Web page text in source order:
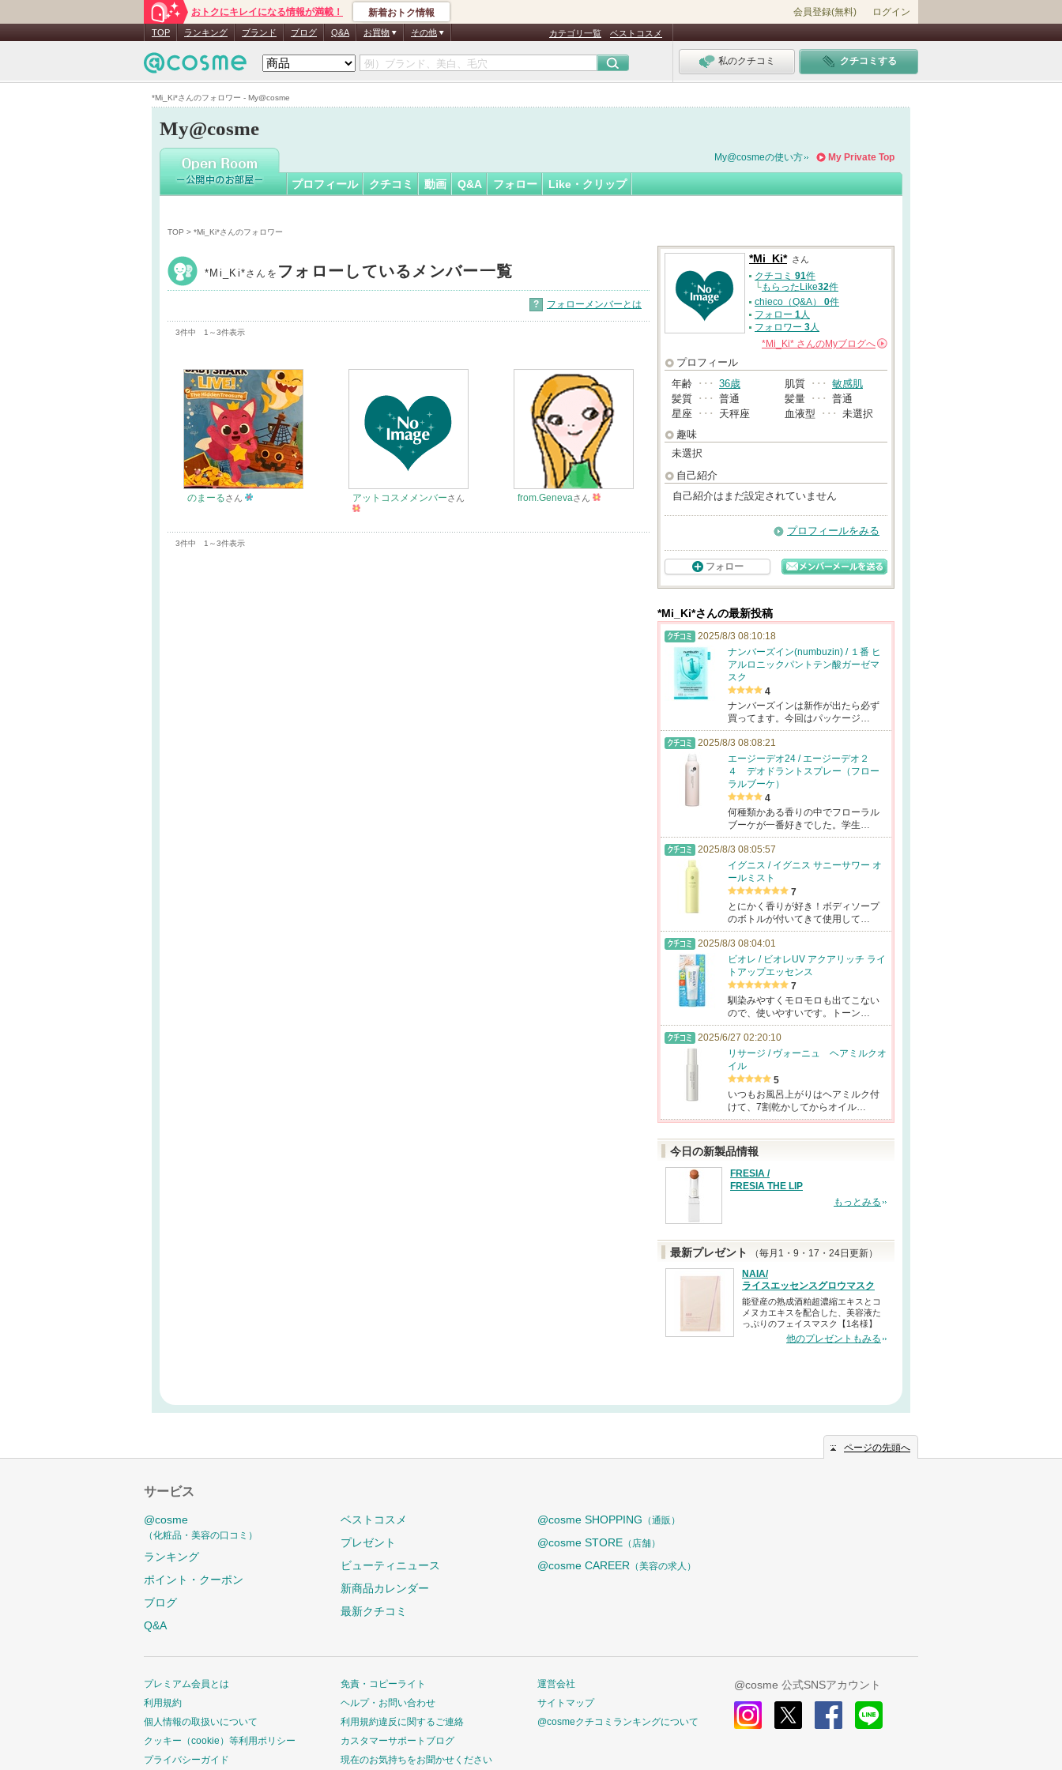
*Mi_Ki*さんのフォロワー - My@cosme
おトクにキレイになる情報が満載！ 新着おトク情報 会員登録(無料) ログイン
TOP ランキング ブランド ブログ Q&A お買物 その他 カテゴリ一覧 ベストコスメ
私のクチコミ クチコミする
My@cosme
*Mi_Ki*さん
My Private Top
My@cosmeの使い方
プロフィール クチコミ 動画 Q&A フォロー Like・クリップ
TOP > *Mi_Ki*さんのフォロワー
*Mi_Ki*さんを フォローしているメンバー一覧
? フォローメンバーとは
3件中 1～3件表示
のまーるさん アットコスメメンバーさん from.Genevaさん
3件中 1～3件表示
*Mi_Ki* さん
クチコミ 91件
└もらったLike32件
chieco（Q&A） 0件
フォロー 1人
フォロワー 3人
*Mi_Ki* さんのMyブログへ
プロフィール
年齢 ･･･ 36歳 肌質 ･･･ 敏感肌
髪質 ･･･ 普通 髪量 ･･･ 普通
星座 ･･･ 天秤座 血液型 ･･･ 未選択
趣味
未選択
自己紹介
自己紹介はまだ設定されていません
プロフィールをみる
フォロー
*Mi_Ki*さんの最新投稿
2025/8/3 08:10:18
ナンバーズイン(numbuzin) / １番 ヒ
アルロニックパントテン酸ガーゼマ
スク
4
ナンバーズインは新作が出たら必ず
買ってます。今回はパッケージ…
2025/8/3 08:08:21
エージーデオ24 / エージーデオ２
４ デオドラントスプレー（フロー
ラルブーケ）
4
何種類かある香りの中でフローラル
ブーケが一番好きでした。学生…
2025/8/3 08:05:57
イグニス / イグニス サニーサワー オ
ールミスト
7
とにかく香りが好き！ボディソープ
のボトルが付いてきて使用して…
2025/8/3 08:04:01
ビオレ / ビオレUV アクアリッチ ライ
トアップエッセンス
7
馴染みやすくモロモロも出てこない
ので、使いやすいです。トーン…
2025/6/27 02:20:10
リサージ / ヴォーニュ ヘアミルクオ
イル
5
いつもお風呂上がりはヘアミルク付
けて、7割乾かしてからオイル…
今日の新製品情報
FRESIA /
FRESIA THE LIP
もっとみる
最新プレゼント
（毎月1・9・17・24日更新）
NAIA/
ライスエッセンスグロウマスク
能登産の熟成酒粕超濃縮エキスとコ
メヌカエキスを配合した、美容液た
っぷりのフェイスマスク【1名様】
他のプレゼントもみる
ページの先頭へ
サービス
@cosme
（化粧品・美容の口コミ）
ランキング
ポイント・クーポン
ブログ
Q&A
ベストコスメ
プレゼント
ビューティニュース
新商品カレンダー
最新クチコミ
@cosme SHOPPING （通販）
@cosme STORE （店舗）
@cosme CAREER （美容の求人）
プレミアム会員とは
利用規約
個人情報の取扱いについて
クッキー（cookie）等利用ポリシー
プライバシーガイド
免責・コピーライト
ヘルプ・お問い合わせ
利用規約違反に関するご連絡
カスタマーサポートブログ
現在のお気持ちをお聞かせください
運営会社
サイトマップ
@cosmeクチコミランキングについて
@cosme 公式SNSアカウント